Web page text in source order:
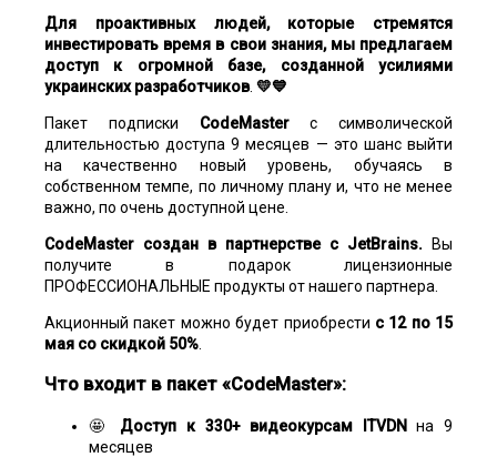
Для проактивных людей, которые стремятся
инвестировать время в свои знания, мы предлагаем
доступ к огромной базе, созданной усилиями
украинских разработчиков. 💛💙
Пакет подписки CodeMasterс символической
длительностью доступа 9 месяцев — это шанс выйти
на качественно новый уровень, обучаясь в
собственном темпе, по личному плану и, что не менее
важно, по очень доступной цене.
CodeMaster создан в партнерстве с JetBrains. Вы
получите в подарок лицензионные
ПРОФЕССИОНАЛЬНЫЕ продукты от нашего партнера.
Акционный пакет можно будет приобрести с 12 по 15
мая со скидкой 50%
Что входит в пакет «CodeMaster»:
🤩 Доступ к 330+ видеокурсам ITVDN
на 9
месяцев